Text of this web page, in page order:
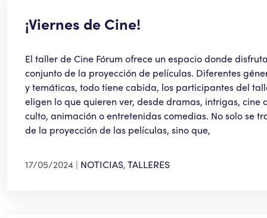
¡Viernes de Cine!
El taller de Cine Fórum ofrece un espacio donde
conjunto de la proyección de películas. Diferentes
y temáticas, todo tiene cabida, los participantes del
eligen lo que quieren ver, desde dramas, intrigas, cine
culto, animación o entretenidas comedias. No solo se
de la proyección de las películas, sino que,
17/05/2024 NOTICIAS,TALLERES